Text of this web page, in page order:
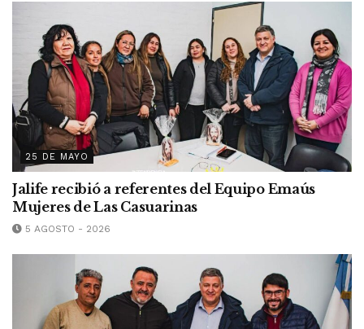
25 DE MAYO
Jalife recibió a referentes del Equipo Emaús
Mujeres de Las Casuarinas
5 AGOSTO - 2026